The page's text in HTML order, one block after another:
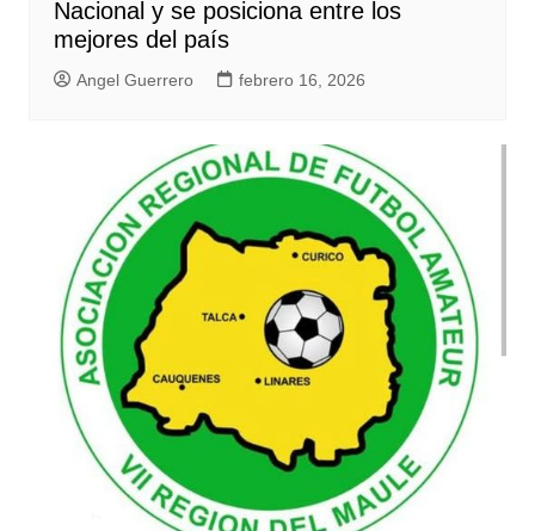
Nacional y se posiciona entre los
mejores del país
Angel Guerrero febrero 16, 2026